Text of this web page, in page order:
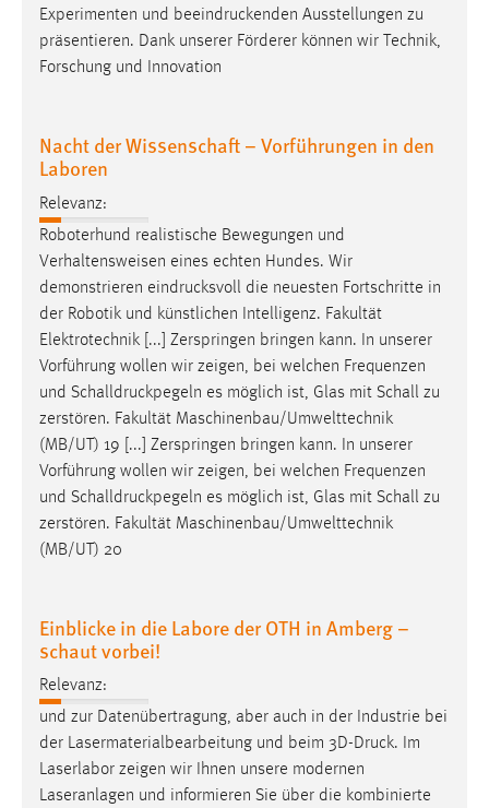
Experimenten und beeindruckenden Ausstellungen zu
präsentieren. Dank unserer Förderer können wir Technik,
Forschung und Innovation
Nacht der Wissenschaft – Vorführungen in den
Laboren
Relevanz:
Roboterhund realistische Bewegungen und
Verhaltensweisen eines echten Hundes. Wir
demonstrieren eindrucksvoll die neuesten Fortschritte in
der Robotik und künstlichen Intelligenz. Fakultät
Elektrotechnik [...] Zerspringen bringen kann. In unserer
Vorführung wollen wir zeigen, bei welchen Frequenzen
und Schalldruckpegeln es möglich ist, Glas mit Schall zu
zerstören. Fakultät Maschinenbau/Umwelttechnik
(MB/UT) 19 [...] Zerspringen bringen kann. In unserer
Vorführung wollen wir zeigen, bei welchen Frequenzen
und Schalldruckpegeln es möglich ist, Glas mit Schall zu
zerstören. Fakultät Maschinenbau/Umwelttechnik
(MB/UT) 20
Einblicke in die Labore der OTH in Amberg –
schaut vorbei!
Relevanz:
und zur Datenübertragung, aber auch in der Industrie bei
der Lasermaterialbearbeitung und beim 3D-Druck. Im
Laserlabor zeigen wir Ihnen unsere modernen
Laseranlagen und informieren Sie über die kombinierte
Marketing Cookies werden von Drittanbietern
verwendet, um personalisierte Werbung anzuzeigen.
Sie tun dies, indem sie Besucher über Websites
Google Ads
_gcl_au
Anbieter:
Google Ireland Limited
Zweck:
Conversion-Tracking
Cookie Laufzeit:
Facebook Pixel
Name:
Zweck:
Cookie Laufzeit: